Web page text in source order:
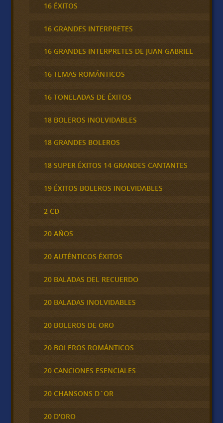
16 ÉXITOS
16 GRANDES INTERPRETES
16 GRANDES INTERPRETES DE JUAN GABRIEL
16 TEMAS ROMÁNTICOS
16 TONELADAS DE ÉXITOS
18 BOLEROS INOLVIDABLES
18 GRANDES BOLEROS
18 SUPER ÉXITOS 14 GRANDES CANTANTES
19 ÉXITOS BOLEROS INOLVIDABLES
2 CD
20 AÑOS
20 AUTÉNTICOS ÉXITOS
20 BALADAS DEL RECUERDO
20 BALADAS INOLVIDABLES
20 BOLEROS DE ORO
20 BOLEROS ROMÁNTICOS
20 CANCIONES ESENCIALES
20 CHANSONS D´OR
20 D'ORO